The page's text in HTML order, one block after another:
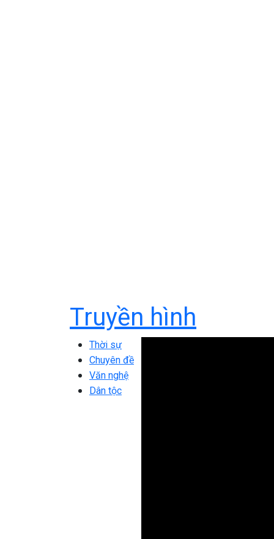
Truyền hình
Thời sự
Chuyên đề
Văn nghệ
Dân tộc